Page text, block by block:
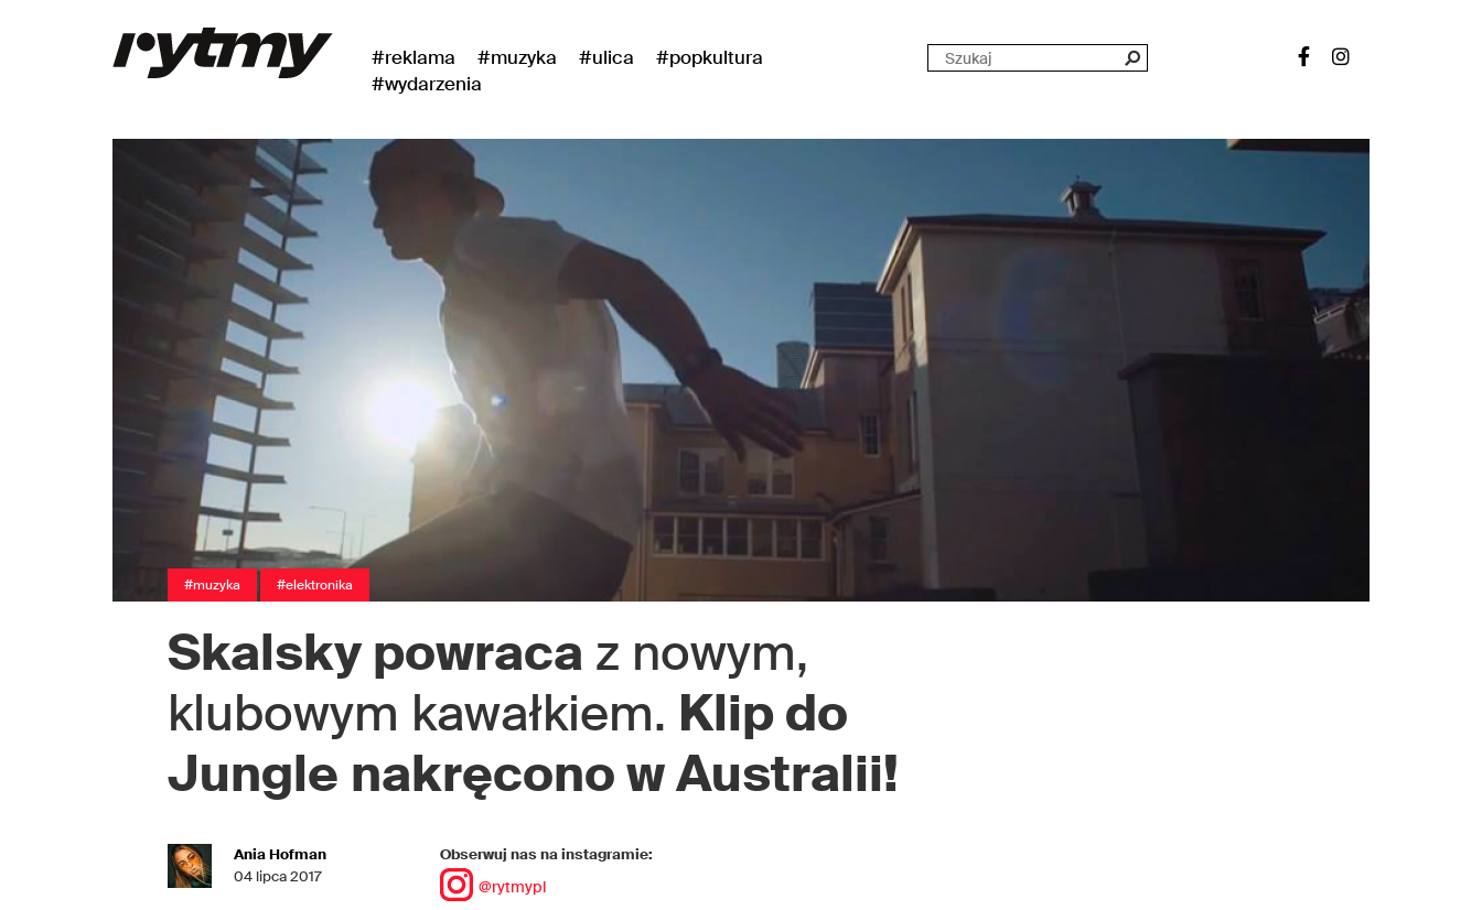
#reklama #muzyka #ulica
#popkultura
#wydarzenia
#muzyka #elektronika
Skalsky powraca z nowym,
klubowym kawałkiem. Klip do
Jungle nakręcono w Australii!
Ania Hofman
04 lipca 2017
Obserwuj nas na instagramie:
@rytmypl